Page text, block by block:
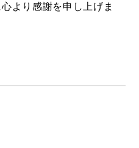
より感謝を申し上げま